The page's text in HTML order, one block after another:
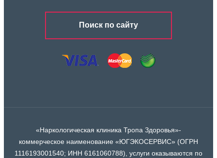
Поиск по сайту
«Наркологическая клиника Тропа Здоровья»-
коммерческое наименование «ЮГЭКОСЕРВИС» (ОГРН
1116193001540; ИНН 6161060788), услуги оказываются по